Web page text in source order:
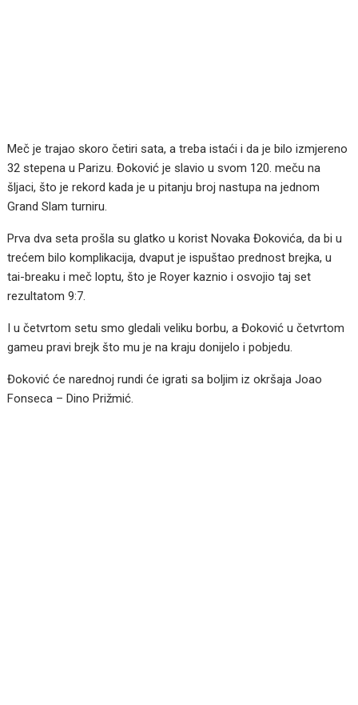
Meč je trajao skoro četiri sata, a treba istaći i da je bilo izmjereno
32 stepena u Parizu. Đoković je slavio u svom 120. meču na
šljaci, što je rekord kada je u pitanju broj nastupa na jednom
Grand Slam turniru.
Prva dva seta prošla su glatko u korist Novaka Đokovića, da bi u
trećem bilo komplikacija, dvaput je ispuštao prednost brejka, u
tai-breaku i meč loptu, što je Royer kaznio i osvojio taj set
rezultatom 9:7.
I u četvrtom setu smo gledali veliku borbu, a Đoković u četvrtom
gameu pravi brejk što mu je na kraju donijelo i pobjedu.
Đoković će narednoj rundi će igrati sa boljim iz okršaja Joao
Fonseca – Dino Prižmić.